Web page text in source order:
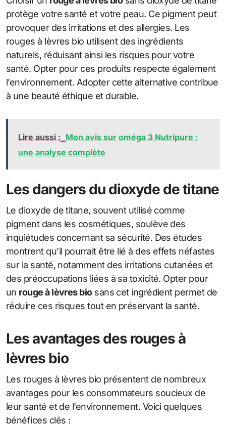
protège votre santé et votre peau. Ce pigment peut
provoquer des irritations et des allergies. Les
rouges à lèvres bio utilisent des ingrédients
naturels, réduisant ainsi les risques pour votre
santé. Opter pour ces produits respecte également
l’environnement. Adopter cette alternative contribue
à une beauté éthique et durable.
Lire aussi : Mon avis sur oméga 3 Nutripure :
une analyse complète
Les dangers du dioxyde de titane
Le dioxyde de titane, souvent utilisé comme
pigment dans les cosmétiques, soulève des
inquiétudes concernant sa sécurité. Des études
montrent qu’il pourrait être lié à des effets néfastes
sur la santé, notamment des irritations cutanées et
des préoccupations liées à sa toxicité. Opter pour
un rouge à lèvres biosans cet ingrédient permet de
réduire ces risques tout en préservant la santé.
Les avantages des rouges à
lèvres bio
Les rouges à lèvres bio présentent de nombreux
avantages pour les consommateurs soucieux de
leur santé et de l’environnement. Voici quelques
bénéfices clés :